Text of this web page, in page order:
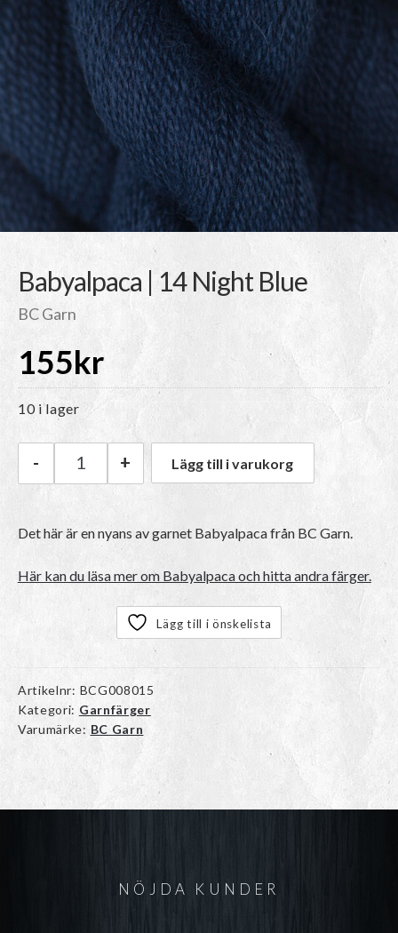
Babyalpaca | 14 Night Blue
BC Garn
155kr
10 i lager
BC Garn Babyalpaca | 14 Night Blue mängd
- + Lägg till i varukorg
Det här är en nyans av garnet Babyalpaca från BC Garn.
Här kan du läsa mer om Babyalpaca och hitta andra färger.
Lägg till i önskelista
Artikelnr: BCG008015
Kategori: Garnfärger
Varumärke: BC Garn
NÖJDA KUNDER